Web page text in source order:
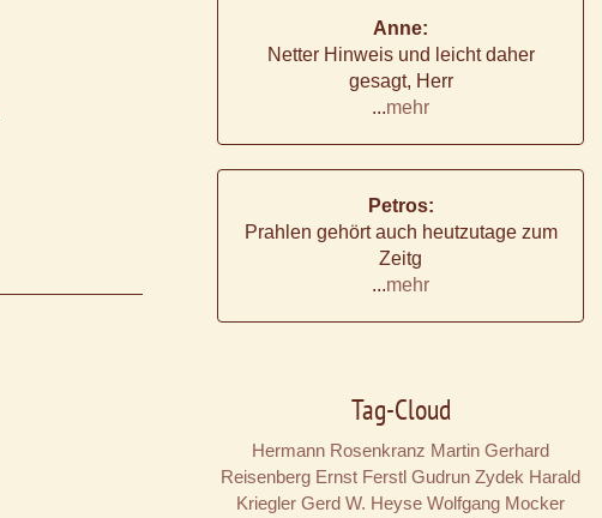
Anne:
Netter Hinweis und leicht daher
gesagt, Herr
...mehr
Petros:
Prahlen gehört auch heutzutage zum
Zeitg
...mehr
Tag-Cloud
Hermann Rosenkranz Martin Gerhard
Reisenberg Ernst Ferstl Gudrun Zydek Harald
Kriegler Gerd W. Heyse Wolfgang Mocker